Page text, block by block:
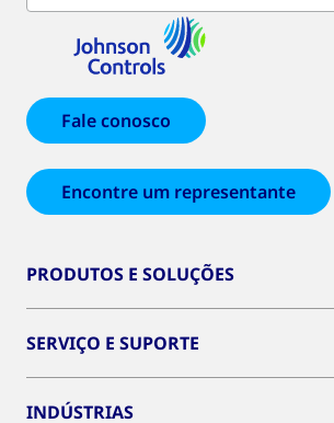
Fale conosco
Encontre um representante
PRODUTOS E SOLUÇÕES
SERVIÇO E SUPORTE
INDÚSTRIAS